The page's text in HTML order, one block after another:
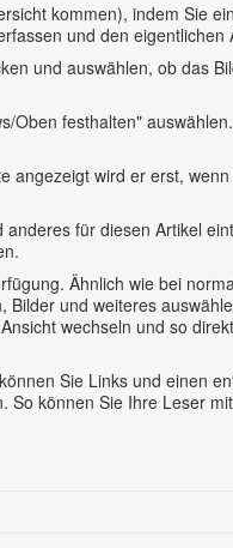
kommen), indem Sie
und den eigentlichen
und auswählen, ob das
Oben festhalten"
angezeigt wird er erst,
für diesen Artikel
Ähnlich wie bei
Bilder und weiteres
wechseln und so
Sie Links und einen
So können Sie Ihre Leser